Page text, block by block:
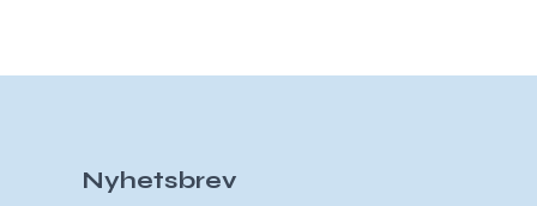
Nyhetsbrev